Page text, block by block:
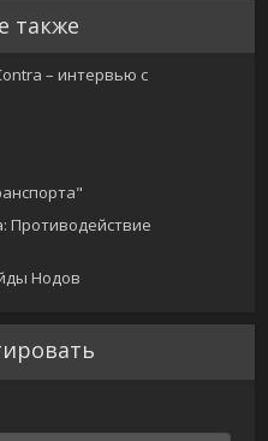
также
– интервью с
Противодействие
Нодов